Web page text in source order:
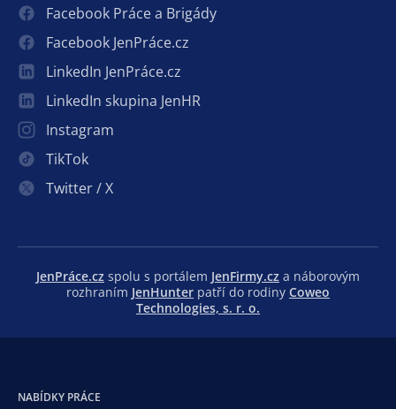
Facebook Práce a Brigády
Facebook JenPráce.cz
LinkedIn JenPráce.cz
LinkedIn skupina JenHR
Instagram
TikTok
Twitter / X
JenPráce.cz spolu s portálem JenFirmy.cz a náborovým
rozhraním JenHunter patří do rodiny Coweo
Technologies, s. r. o.
NABÍDKY PRÁCE